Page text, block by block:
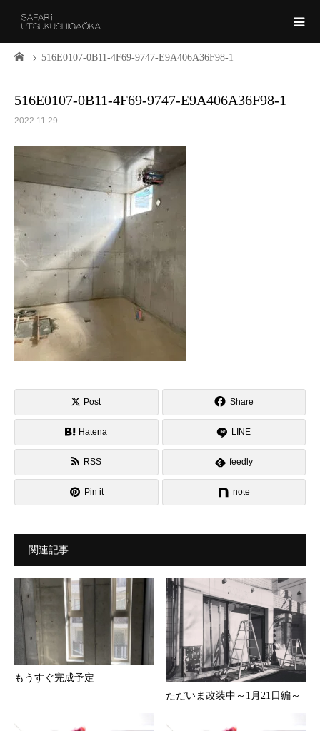
516E0107-0B11-4F69-9747-E9A406A36F98-1
516E0107-0B11-4F69-9747-E9A406A36F98-1
2022.11.29
Post Share
Hatena LINE
RSS feedly
Pin it note
関連記事
もうすぐ完成予定
ただいま改装中～1月21日編～